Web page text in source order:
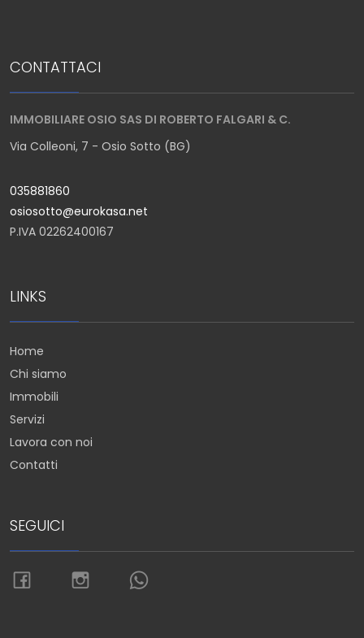
CONTATTACI
IMMOBILIARE OSIO SAS DI ROBERTO FALGARI & C.
Via Colleoni, 7 - Osio Sotto (BG)
035881860
osiosotto@eurokasa.net
P.IVA 02262400167
LINKS
Home
Chi siamo
Immobili
Servizi
Lavora con noi
Contatti
SEGUICI